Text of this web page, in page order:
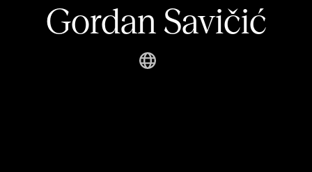
Gordan Savičić